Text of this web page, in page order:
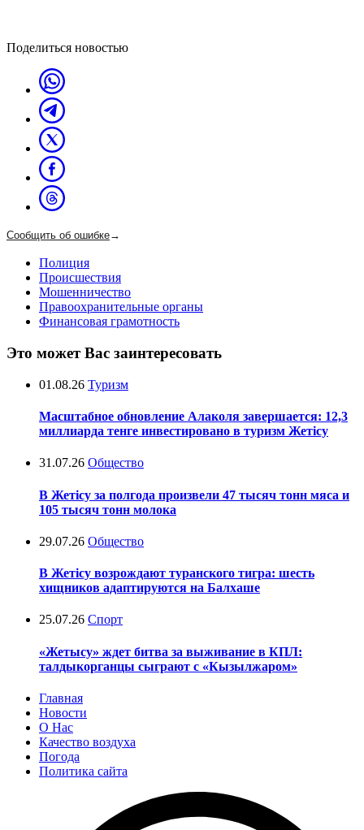
Поделиться новостью
Сообщить об ошибке→
Полиция
Происшествия
Мошенничество
Правоохранительные органы
Финансовая грамотность
Это может Вас заинтересовать
01.08.26 Туризм
Масштабное обновление Алаколя завершается: 12,3
миллиарда тенге инвестировано в туризм Жетісу
31.07.26 Общество
В Жетісу за полгода произвели 47 тысяч тонн мяса и
105 тысяч тонн молока
29.07.26 Общество
В Жетісу возрождают туранского тигра: шесть
хищников адаптируются на Балхаше
25.07.26 Спорт
«Жетысу» ждет битва за выживание в КПЛ:
талдыкорганцы сыграют с «Кызылжаром»
Главная
Новости
О Нас
Качество воздуха
Погода
Политика сайта